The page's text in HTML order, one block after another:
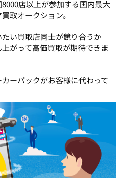
店以上が参加する国内最大
取オークション。
い買取店同士が競り合うか
がって高価買取が期待できま
ーパックがお客様に代わって